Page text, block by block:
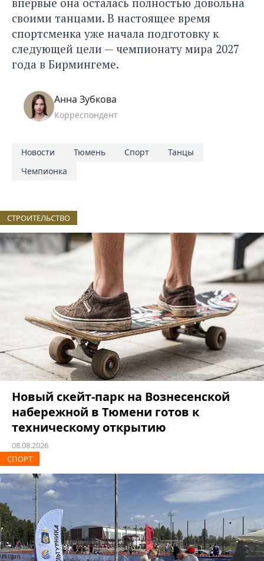
своими танцами. В настоящее время
спортсменка уже начала подготовку к
следующей цели — чемпионату мира 2027
года в Бирмингеме.
Анна Зубкова
Корреспондент
Новости Тюмень Спорт
Танцы
Чемпионка
СТРОИТЕЛЬСТВО
Новый скейт-парк на Вознесенской
набережной в Тюмени готов к
техническому открытию
08.08.2026
СПОРТ